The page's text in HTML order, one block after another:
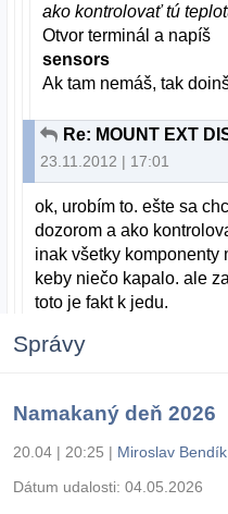
ako kontrolovať tú
Otvor terminál a napíš
sensors
Ak tam nemáš, tak
Re: MOUNT EXT
23.11.2012 | 17:01
ok, urobím to. ešte sa
dozorom a ako
inak všetky komponenty
keby niečo kapalo. ale
toto je fakt k jedu.
Správy
Namakaný deň 2026
20.04 | 20:25 | Miroslav Bendík
Dátum udalosti: 04.05.2026